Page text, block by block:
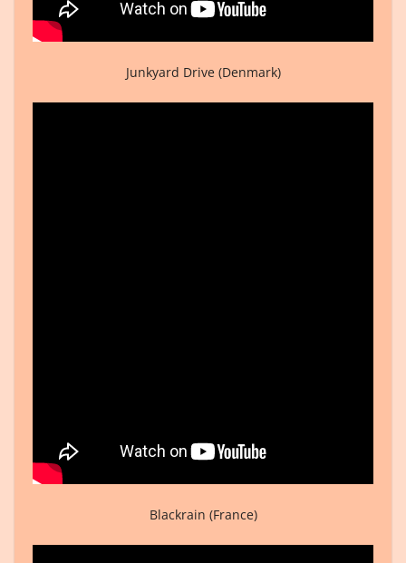
Junkyard Drive (Denmark)
Blackrain (France)